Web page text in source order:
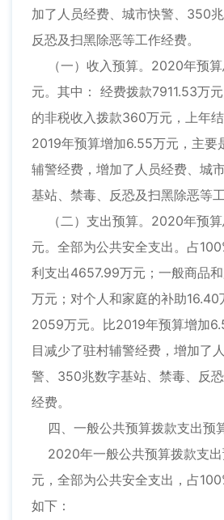
加了人员经费、城市快警、350兆
反恐及扫黑除恶等工作经费。
（一）收入预算。2020年预
元。其中： 经费拨款7911.53万
的非税收入拨款360万元，上年
2019年预算增加6.55万元，主要
辅警经费，增加了人员经费、城
基站、禁毒、反恐及扫黑除恶等工
（二）支出预算。2020年预
元。全部为公共安全支出。占
利支出4657.99万元；一般商品
万元；对个人和家庭的补助16.40
2059万元。比2019年预算增加
目减少了驻村辅警经费，增加了
警、350兆数字基站、禁毒、反
经费。
四、一般公共预算拨款支出预
2020年一般公共预算拨款支
元，全部为公共安全支出，占
如下：